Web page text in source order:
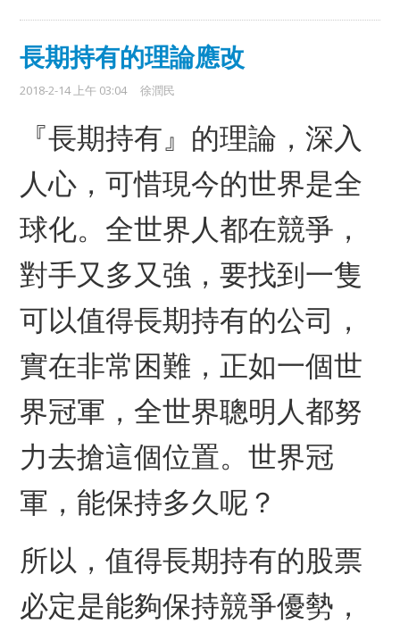
長期持有的理論應改
2018-2-14 上午 03:04 徐潤民
『長期持有』的理論，深入
人心，可惜現今的世界是全
球化。全世界人都在競爭，
對手又多又強，要找到一隻
可以值得長期持有的公司，
實在非常困難，正如一個世
界冠軍，全世界聰明人都努
力去搶這個位置。世界冠
軍，能保持多久呢？
所以，值得長期持有的股票
必定是能夠保持競爭優勢，